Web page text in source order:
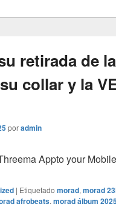
retirada de
collar y la
poradmin
Appto your
| Etiquetado morad, morad
afrobeats, morad álbum